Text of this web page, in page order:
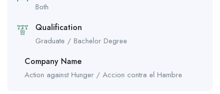
Both
Qualification
Graduate / Bachelor Degree
Company Name
Action against Hunger / Accion contra el Hambre